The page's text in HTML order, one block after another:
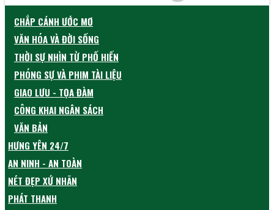
CHẮP CÁNH ƯỚC MƠ
VĂN HÓA VÀ ĐỜI SỐNG
THỜI SỰ NHÌN TỪ PHỐ HIẾN
PHÓNG SỰ VÀ PHIM TÀI LIỆU
GIAO LƯU - TỌA ĐÀM
CÔNG KHAI NGÂN SÁCH
VĂN BẢN
HƯNG YÊN 24/7
AN NINH - AN TOÀN
NÉT ĐẸP XỨ NHÃN
PHÁT THANH